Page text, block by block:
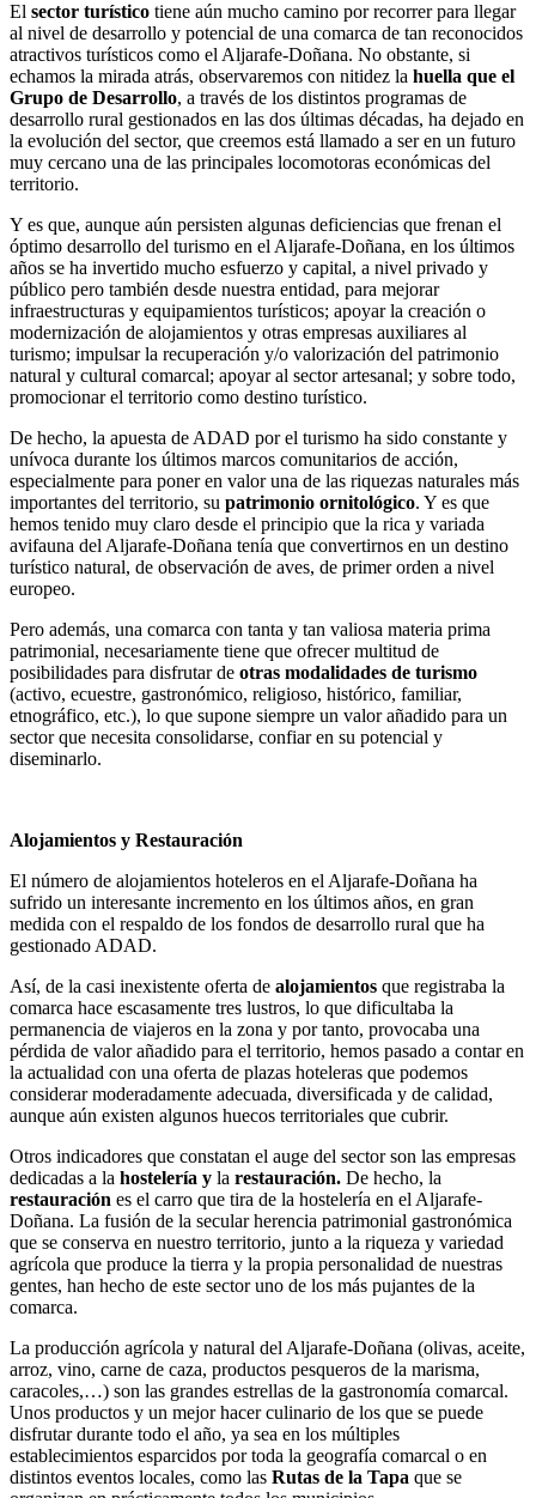
El sector turístico tiene aún mucho camino por recorrer para llegar
al nivel de desarrollo y potencial de una comarca de tan reconocidos
atractivos turísticos como el Aljarafe-Doñana. No obstante, si
echamos la mirada atrás, observaremos con nitidez la huella que el
Grupo de Desarrollo, a través de los distintos programas de
desarrollo rural gestionados en las dos últimas décadas, ha dejado en
la evolución del sector, que creemos está llamado a ser en un futuro
muy cercano una de las principales locomotoras económicas del
territorio.
Y es que, aunque aún persisten algunas deficiencias que frenan el
óptimo desarrollo del turismo en el Aljarafe-Doñana, en los últimos
años se ha invertido mucho esfuerzo y capital, a nivel privado y
público pero también desde nuestra entidad, para mejorar
infraestructuras y equipamientos turísticos; apoyar la creación o
modernización de alojamientos y otras empresas auxiliares al
turismo; impulsar la recuperación y/o valorización del patrimonio
natural y cultural comarcal; apoyar al sector artesanal; y sobre todo,
promocionar el territorio como destino turístico.
De hecho, la apuesta de ADAD por el turismo ha sido constante y
unívoca durante los últimos marcos comunitarios de acción,
especialmente para poner en valor una de las riquezas naturales más
importantes del territorio, su patrimonio ornitológico. Y es que
hemos tenido muy claro desde el principio que la rica y variada
avifauna del Aljarafe-Doñana tenía que convertirnos en un destino
turístico natural, de observación de aves, de primer orden a nivel
europeo.
Pero además, una comarca con tanta y tan valiosa materia prima
patrimonial, necesariamente tiene que ofrecer multitud de
posibilidades para disfrutar de otras modalidades de turismo
(activo, ecuestre, gastronómico, religioso, histórico, familiar,
etnográfico, etc.), lo que supone siempre un valor añadido para un
sector que necesita consolidarse, confiar en su potencial y
diseminarlo.
Alojamientos y Restauración
El número de alojamientos hoteleros en el Aljarafe-Doñana ha
sufrido un interesante incremento en los últimos años, en gran
medida con el respaldo de los fondos de desarrollo rural que ha
gestionado ADAD.
Así, de la casi inexistente oferta de alojamientos que registraba la
comarca hace escasamente tres lustros, lo que dificultaba la
permanencia de viajeros en la zona y por tanto, provocaba una
pérdida de valor añadido para el territorio, hemos pasado a contar en
la actualidad con una oferta de plazas hoteleras que podemos
considerar moderadamente adecuada, diversificada y de calidad,
aunque aún existen algunos huecos territoriales que cubrir.
Otros indicadores que constatan el auge del sector son las empresas
dedicadas a la hostelería y la restauración. De hecho, la
restauración es el carro que tira de la hostelería en el Aljarafe-
Doñana. La fusión de la secular herencia patrimonial gastronómica
que se conserva en nuestro territorio, junto a la riqueza y variedad
agrícola que produce la tierra y la propia personalidad de nuestras
gentes, han hecho de este sector uno de los más pujantes de la
comarca.
La producción agrícola y natural del Aljarafe-Doñana (olivas, aceite,
arroz, vino, carne de caza, productos pesqueros de la marisma,
caracoles,…) son las grandes estrellas de la gastronomía comarcal.
Unos productos y un mejor hacer culinario de los que se puede
disfrutar durante todo el año, ya sea en los múltiples
establecimientos esparcidos por toda la geografía comarcal o en
distintos eventos locales, como las Rutas de la Tapa que se